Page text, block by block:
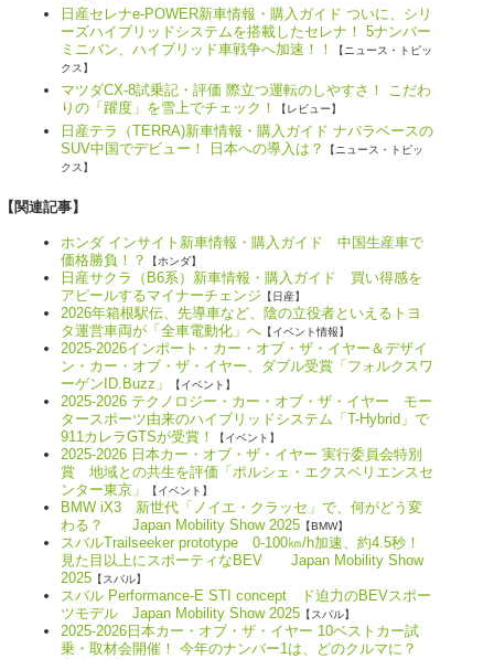
日産セレナe-POWER新車情報・購入ガイド ついに、シリ
ーズハイブリッドシステムを搭載したセレナ！ 5ナンバー
ミニバン、ハイブリッド車戦争へ加速！！
【ニュース・トピッ
クス】
マツダCX-8試乗記・評価 際立つ運転のしやすさ！ こだわ
りの「躍度」を雪上でチェック！
【レビュー】
日産テラ（TERRA)新車情報・購入ガイド ナバラベースの
SUV中国でデビュー！ 日本への導入は？
【ニュース・トピッ
クス】
【関連記事】
ホンダ インサイト新車情報・購入ガイド 中国生産車で
価格勝負！？
【ホンダ】
日産サクラ（B6系）新車情報・購入ガイド 買い得感を
アピールするマイナーチェンジ 【日産】
2026年箱根駅伝、先導車など、陰の立役者といえるトヨ
タ運営車両が「全車電動化」へ 【イベント情報】
2025-2026インポート・カー・オブ・ザ・イヤー＆デザイ
ン・カー・オブ・ザ・イヤー、ダブル受賞「フォルクスワ
ーゲンID.Buzz」
【イベント】
2025-2026 テクノロジー・カー・オブ・ザ・イヤー モー
タースポーツ由来のハイブリッドシステム「T-Hybrid」で
911カレラGTSが受賞！
【イベント】
2025-2026 日本カー・オブ・ザ・イヤー 実行委員会特別
賞 地域との共生を評価「ポルシェ・エクスペリエンスセ
ンター東京」
【イベント】
BMW iX3 新世代「ノイエ・クラッセ」で、何がどう変
わる？ Japan Mobility Show 2025 【BMW】
スバルTrailseeker prototype 0-100㎞/h加速、約4.5秒！
見た目以上にスポーティなBEV Japan Mobility Show
2025 【スバル】
スバル Performance-E STI concept ド迫力のBEVスポー
ツモデル Japan Mobility Show 2025 【スバル】
2025-2026日本カー・オブ・ザ・イヤー 10ベストカー試
乗・取材会開催！ 今年のナンバー1は、どのクルマに？